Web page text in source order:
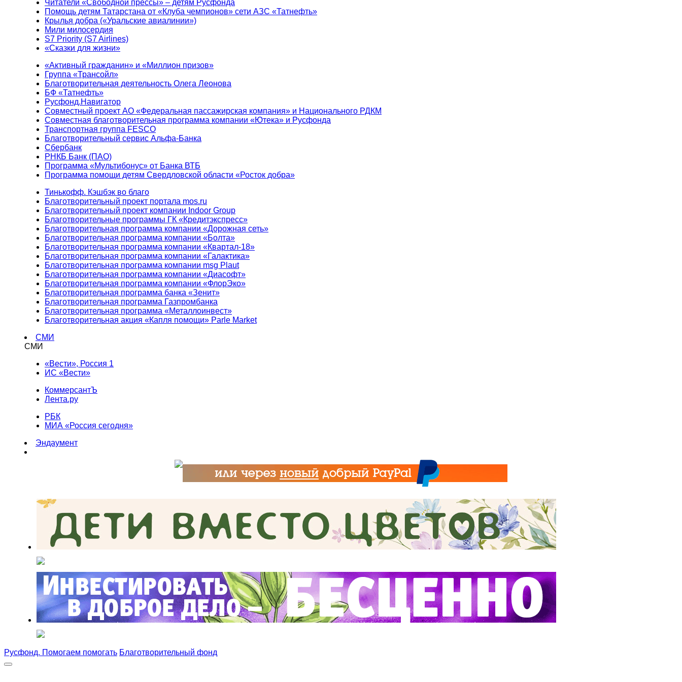
Читатели «Свободной прессы» – детям Русфонда
Помощь детям Татарстана от «Клуба чемпионов» сети АЗС «Татнефть»
Крылья добра («Уральские авиалинии»)
Мили милосердия
S7 Priority (S7 Airlines)
«Сказки для жизни»
«Активный гражданин» и «Миллион призов»
Группа «Трансойл»
Благотворительная деятельность Олега Леонова
БФ «Татнефть»
Русфонд.Навигатор
Совместный проект АО «Федеральная пассажирская компания» и Национального РДКМ
Совместная благотворительная программа компании «Ютека» и Русфонда
Транспортная группа FESCO
Благотворительный сервис Альфа-Банка
Сбербанк
РНКБ Банк (ПАО)
Программа «Мультибонус» от Банка ВТБ
Программа помощи детям Свердловской области «Росток добра»
Тинькофф. Кэшбэк во благо
Благотворительный проект портала mos.ru
Благотворительный проект компании Indoor Group
Благотворительные программы ГК «Кредитэкспресс»
Благотворительная программа компании «Дорожная сеть»
Благотворительная программа компании «Болта»
Благотворительная программа компании «Квартал-18»
Благотворительная программа компании «Галактика»
Благотворительная программа компании msg Plaut
Благотворительная программа компании «Диасофт»
Благотворительная программа компании «ФлорЭко»
Благотворительная программа банка «Зенит»
Благотворительная программа Газпромбанка
Благотворительная программа «Металлоинвест»
Благотворительная акция «Капля помощи» Parle Market
СМИ
СМИ
«Вести», Россия 1
ИС «Вести»
КоммерсантЪ
Лента.ру
РБК
МИА «Россия сегодня»
Эндаумент
Русфонд. Помогаем помогать Благотворительный фонд